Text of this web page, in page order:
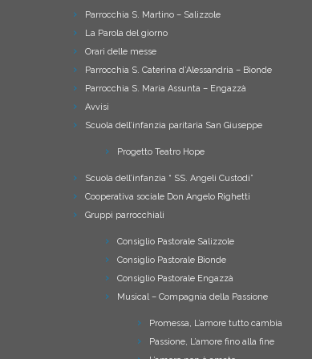
Parrocchia S. Martino – Salizzole
La Parola del giorno
Orari delle messe
Parrocchia S. Caterina d’Alessandria – Bionde
Parrocchia S. Maria Assunta – Engazzà
Avvisi
Scuola dell’infanzia paritaria San Giuseppe
Progetto Teatro Hope
Scuola dell’infanzia “ SS. Angeli Custodi”
Cooperativa sociale Don Angelo Righetti
Gruppi parrocchiali
Consiglio Pastorale Salizzole
Consiglio Pastorale Bionde
Consiglio Pastorale Engazzà
Musical – Compagnia della Passione
Promessa, L’amore tutto cambia
Passione, L’amore fino alla fine